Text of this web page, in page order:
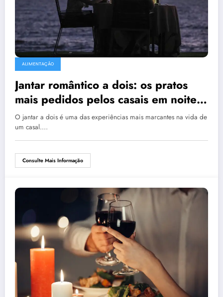
ALIMENTAÇÃO
Jantar romântico a dois: os pratos
mais pedidos pelos casais em noites
especiais
O jantar a dois é uma das experiências mais marcantes na vida de
um casal.…
Consulte Mais Informação